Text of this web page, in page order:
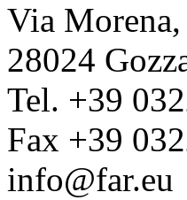
Via Morena,
28024
Tel. +39
Fax +39
info@far.eu